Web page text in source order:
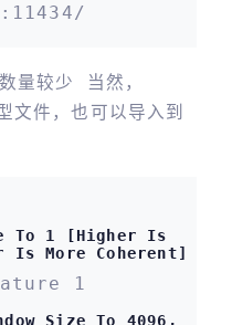
量较少 当然，
，也可以导入到
To 1 [higher Is
Is More Coherent]
1
Size To 4096,